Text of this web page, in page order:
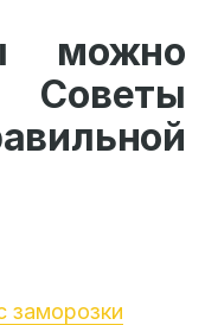
можно
Советы
заморозки